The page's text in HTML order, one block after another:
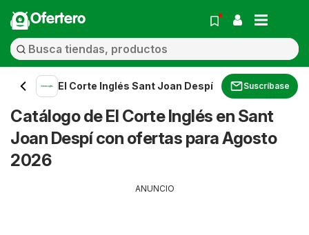
Ofertero
El Corte Inglés Sant Joan Despí Suscríbase
Catálogo de El Corte Inglés en Sant
Joan Despí con ofertas para Agosto
2026
ANUNCIO